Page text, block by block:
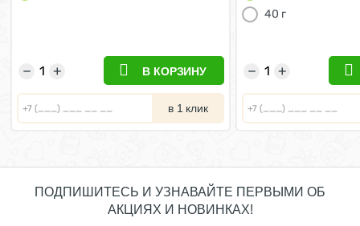
+
− В КОРЗИНУ
в 1 клик
40 г
+
−
ПОДПИШИТЕСЬ И УЗНАВАЙТЕ ПЕРВЫМИ ОБ
АКЦИЯХ И НОВИНКАХ!